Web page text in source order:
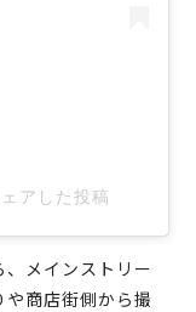
アした投稿
メインストリー
商店街側から撮